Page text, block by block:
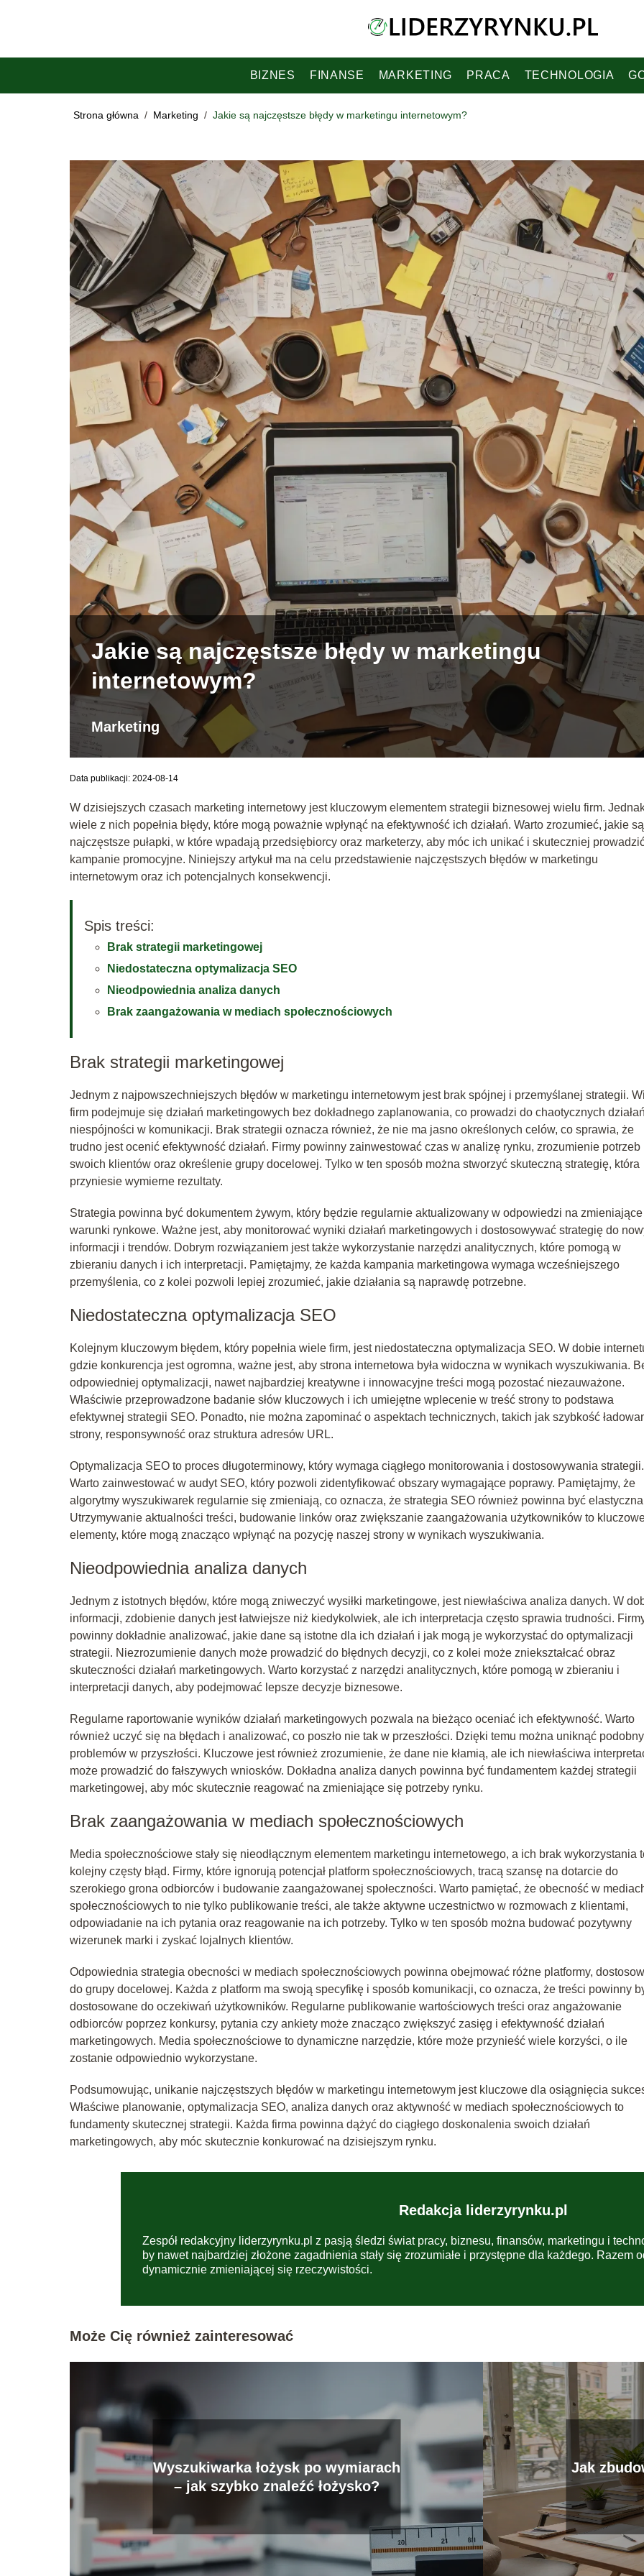
BIZNES FINANSE MARKETING PRACA TECHNOLOGIA
Strona główna / Marketing / Jakie są najczęstsze błędy w marketingu internetowym?
Jakie są najczęstsze błędy w marketingu
internetowym?
Marketing
Data publikacji: 2024-08-14
W dzisiejszych czasach marketing internetowy jest kluczowym elementem strategii biznesowej wielu firm.
wiele z nich popełnia błędy, które mogą poważnie wpłynąć na efektywność ich działań. Warto zrozumieć, jakie są
najczęstsze pułapki, w które wpadają przedsiębiorcy oraz marketerzy, aby móc ich unikać i skuteczniej
kampanie promocyjne. Niniejszy artykuł ma na celu przedstawienie najczęstszych błędów w marketingu
internetowym oraz ich potencjalnych konsekwencji.
Spis treści:
Brak strategii marketingowej
Niedostateczna optymalizacja SEO
Nieodpowiednia analiza danych
Brak zaangażowania w mediach społecznościowych
Brak strategii marketingowej
Jednym z najpowszechniejszych błędów w marketingu internetowym jest brak spójnej i przemyślanej strategii.
firm podejmuje się działań marketingowych bez dokładnego zaplanowania, co prowadzi do chaotycznych
niespójności w komunikacji. Brak strategii oznacza również, że nie ma jasno określonych celów, co sprawia, że
trudno jest ocenić efektywność działań. Firmy powinny zainwestować czas w analizę rynku, zrozumienie potrzeb
swoich klientów oraz określenie grupy docelowej. Tylko w ten sposób można stworzyć skuteczną strategię, która
przyniesie wymierne rezultaty.
Strategia powinna być dokumentem żywym, który będzie regularnie aktualizowany w odpowiedzi na
warunki rynkowe. Ważne jest, aby monitorować wyniki działań marketingowych i dostosowywać strategię do
informacji i trendów. Dobrym rozwiązaniem jest także wykorzystanie narzędzi analitycznych, które pomogą w
zbieraniu danych i ich interpretacji. Pamiętajmy, że każda kampania marketingowa wymaga wcześniejszego
przemyślenia, co z kolei pozwoli lepiej zrozumieć, jakie działania są naprawdę potrzebne.
Niedostateczna optymalizacja SEO
Kolejnym kluczowym błędem, który popełnia wiele firm, jest niedostateczna optymalizacja SEO. W dobie
gdzie konkurencja jest ogromna, ważne jest, aby strona internetowa była widoczna w wynikach wyszukiwania.
odpowiedniej optymalizacji, nawet najbardziej kreatywne i innowacyjne treści mogą pozostać niezauważone.
Właściwie przeprowadzone badanie słów kluczowych i ich umiejętne wplecenie w treść strony to podstawa
efektywnej strategii SEO. Ponadto, nie można zapominać o aspektach technicznych, takich jak szybkość
strony, responsywność oraz struktura adresów URL.
Optymalizacja SEO to proces długoterminowy, który wymaga ciągłego monitorowania i dostosowywania strategii.
Warto zainwestować w audyt SEO, który pozwoli zidentyfikować obszary wymagające poprawy. Pamiętajmy, że
algorytmy wyszukiwarek regularnie się zmieniają, co oznacza, że strategia SEO również powinna być
Utrzymywanie aktualności treści, budowanie linków oraz zwiększanie zaangażowania użytkowników to
elementy, które mogą znacząco wpłynąć na pozycję naszej strony w wynikach wyszukiwania.
Nieodpowiednia analiza danych
Jednym z istotnych błędów, które mogą zniweczyć wysiłki marketingowe, jest niewłaściwa analiza danych. W
informacji, zdobienie danych jest łatwiejsze niż kiedykolwiek, ale ich interpretacja często sprawia trudności.
powinny dokładnie analizować, jakie dane są istotne dla ich działań i jak mogą je wykorzystać do optymalizacji
strategii. Niezrozumienie danych może prowadzić do błędnych decyzji, co z kolei może zniekształcać obraz
skuteczności działań marketingowych. Warto korzystać z narzędzi analitycznych, które pomogą w zbieraniu i
interpretacji danych, aby podejmować lepsze decyzje biznesowe.
Regularne raportowanie wyników działań marketingowych pozwala na bieżąco oceniać ich efektywność. Warto
również uczyć się na błędach i analizować, co poszło nie tak w przeszłości. Dzięki temu można uniknąć
problemów w przyszłości. Kluczowe jest również zrozumienie, że dane nie kłamią, ale ich niewłaściwa
może prowadzić do fałszywych wniosków. Dokładna analiza danych powinna być fundamentem każdej strategii
marketingowej, aby móc skutecznie reagować na zmieniające się potrzeby rynku.
Brak zaangażowania w mediach społecznościowych
Media społecznościowe stały się nieodłącznym elementem marketingu internetowego, a ich brak wykorzystania
kolejny częsty błąd. Firmy, które ignorują potencjał platform społecznościowych, tracą szansę na dotarcie do
szerokiego grona odbiorców i budowanie zaangażowanej społeczności. Warto pamiętać, że obecność w
społecznościowych to nie tylko publikowanie treści, ale także aktywne uczestnictwo w rozmowach z klientami,
odpowiadanie na ich pytania oraz reagowanie na ich potrzeby. Tylko w ten sposób można budować pozytywny
wizerunek marki i zyskać lojalnych klientów.
Odpowiednia strategia obecności w mediach społecznościowych powinna obejmować różne platformy,
do grupy docelowej. Każda z platform ma swoją specyfikę i sposób komunikacji, co oznacza, że treści powinny
dostosowane do oczekiwań użytkowników. Regularne publikowanie wartościowych treści oraz angażowanie
odbiorców poprzez konkursy, pytania czy ankiety może znacząco zwiększyć zasięg i efektywność działań
marketingowych. Media społecznościowe to dynamiczne narzędzie, które może przynieść wiele korzyści, o ile
zostanie odpowiednio wykorzystane.
Podsumowując, unikanie najczęstszych błędów w marketingu internetowym jest kluczowe dla osiągnięcia
Właściwe planowanie, optymalizacja SEO, analiza danych oraz aktywność w mediach społecznościowych to
fundamenty skutecznej strategii. Każda firma powinna dążyć do ciągłego doskonalenia swoich działań
marketingowych, aby móc skutecznie konkurować na dzisiejszym rynku.
Redakcja liderzyrynku.pl
Zespół redakcyjny liderzyrynku.pl z pasją śledzi świat pracy, biznesu, finansów, marketingu i
by nawet najbardziej złożone zagadnienia stały się zrozumiałe i przystępne dla każdego. Razem
dynamicznie zmieniającej się rzeczywistości.
Może Cię również zainteresować
Wyszukiwarka łożysk po wymiarach
– jak szybko znaleźć łożysko?
Jak